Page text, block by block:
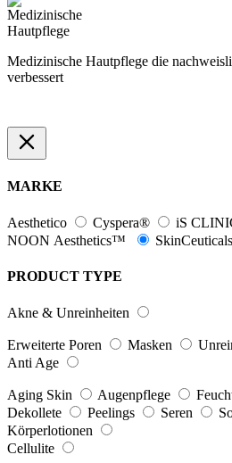
Medizinische Hautpflege die
verbessert
MARKE
Aesthetico Cyspera®
iS
NOON Aesthetics™
SkinCeuticals
PRODUCT TYPE
Akne & Unreinheiten
Erweiterte Poren Masken
Anti Age
Aging Skin Augenpflege
Dekollete
Peelings Seren
Körperlotionen
Cellulite